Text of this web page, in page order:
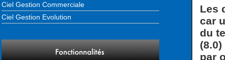
Les
car
du
par
Ciel Gestion Commerciale
Ciel Gestion Evolution